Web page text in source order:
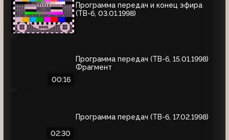
Программа передач и конец эфира
(ТВ-6, 03.01.1998)
00:16
Программа передач (ТВ-6, 15.01.1998)
Фрагмент
02:30
Программа передач (ТВ-6, 17.02.1998)